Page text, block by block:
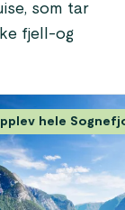
som tar
fjell-og
hele